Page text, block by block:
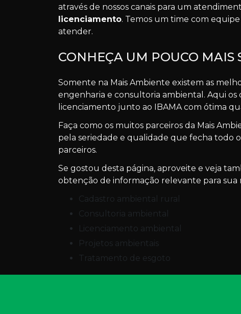
através de nossos canais para um
licenciamento. Temos um time com
atender.
CONHEÇA UM POUCO
Somente na Mais Ambiente existem as
engenharia e consultoria ambiental. Aqui
licenciamento junto ao IBAMA com ótima
Faça como os muitos parceiros da Mais
pela seriedade e qualidade que fecha todo
parceiros.
Se gostou desta página, aproveite e veja
obtenção de informação relevante para sua
cadastro ambiental rural
consultoria ambiental
licenciamento ambiental
projetos ambientais
tratamento de esgoto